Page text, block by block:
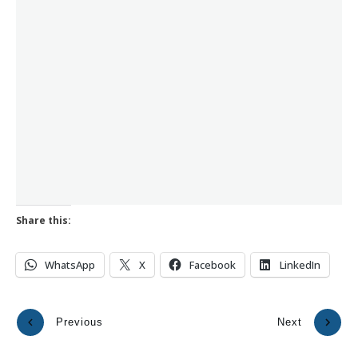
Share this:
WhatsApp X Facebook LinkedIn
Previous Next